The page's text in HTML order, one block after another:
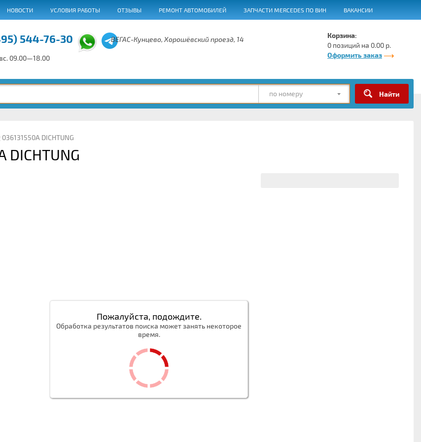
НОВОСТИ УСЛОВИЯ РАБОТЫ ОТЗЫВЫ РЕМОНТ АВТОМОБИЛЕЙ ЗАПЧАСТИ MERCEDES ПО ВИН ВАКАНСИИ
544-76-30
09.00—18.00
ВЕГАС-Кунцево, Хорошёвский проезд, 14
Корзина:
0 позиций на 0.00 р.
Оформить заказ
по номеру
DICHTUNG
DICHTUNG
Пожалуйста, подождите.
Обработка результатов поиска может занять некоторое
время.